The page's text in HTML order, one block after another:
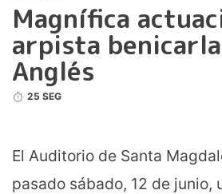
Magnífica
arpista
Anglés
25 SEG
El Auditorio de Santa
pasado sábado, 12 de junio,